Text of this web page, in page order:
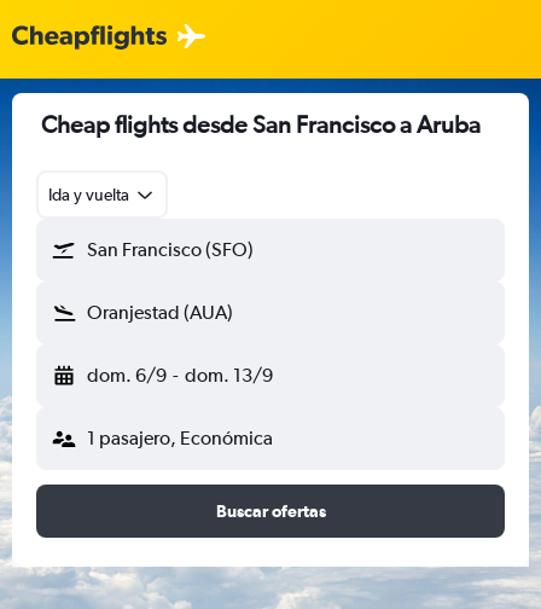
Cheap flights desde San Francisco a Aruba
Ida y vuelta
San Francisco (SFO)
Oranjestad (AUA)
dom. 6/9 - dom. 13/9
1 pasajero, Económica
Buscar ofertas